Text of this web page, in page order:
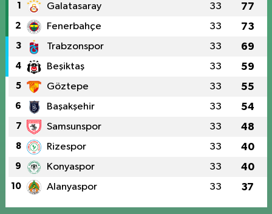
1 Galatasaray 33 77
2 Fenerbahçe 33 73
3 Trabzonspor 33 69
4 Beşiktaş 33 59
5 Göztepe 33 55
6 Başakşehir 33 54
7 Samsunspor 33 48
8 Rizespor 33 40
9 Konyaspor 33 40
10 Alanyaspor 33 37